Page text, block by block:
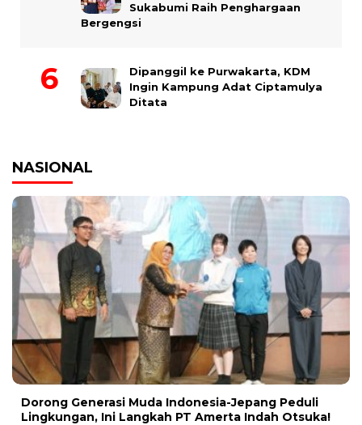
Sukabumi Raih Penghargaan
Bergengsi
Dipanggil ke Purwakarta, KDM
Ingin Kampung Adat Ciptamulya
Ditata
NASIONAL
Dorong Generasi Muda Indonesia-Jepang Peduli
Lingkungan, Ini Langkah PT Amerta Indah Otsuka!